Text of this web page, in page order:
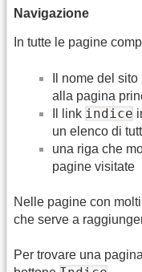
Navigazione
In tutte le pagine
Il nome del
alla pagina
Il link indice
un elenco di
una riga che
pagine visitate
Nelle pagine con
che serve a
Per trovare una